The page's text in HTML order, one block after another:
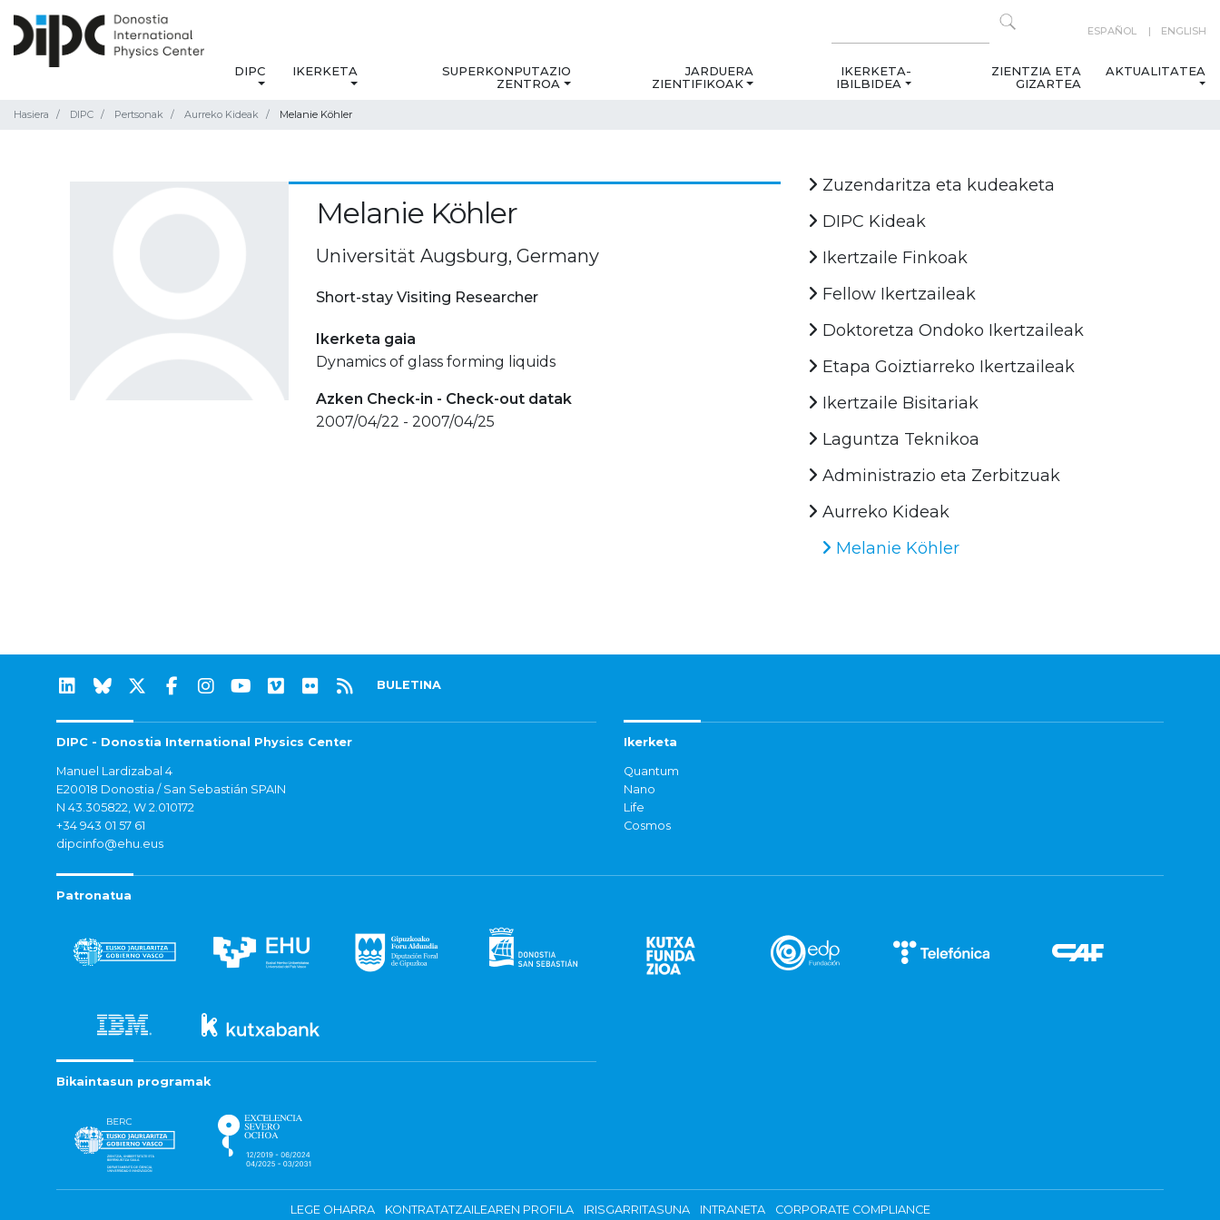
ESPAÑOL ENGLISH
DIPC IKERKETA
SUPERKONPUTAZIO
ZENTROA
JARDUERA
ZIENTIFIKOAK
IKERKETA-
IBILBIDEA
ZIENTZIA ETA
GIZARTEA
AKTUALITATEA
Hasiera DIPC Pertsonak Aurreko Kideak Melanie Köhler
Melanie Köhler
Universität Augsburg, Germany
Short-stay Visiting Researcher
Ikerketa gaia
Dynamics of glass forming liquids
Azken Check-in - Check-out datak
2007/04/22 - 2007/04/25
Zuzendaritza eta kudeaketa
DIPC Kideak
Ikertzaile Finkoak
Fellow Ikertzaileak
Doktoretza Ondoko Ikertzaileak
Etapa Goiztiarreko Ikertzaileak
Ikertzaile Bisitariak
Laguntza Teknikoa
Administrazio eta Zerbitzuak
Aurreko Kideak
Melanie Köhler
BULETINA
DIPC - Donostia International Physics Center
Manuel Lardizabal 4
E20018 Donostia / San Sebastián SPAIN
N 43.305822, W 2.010172
+34 943 01 57 61
dipcinfo@ehu.eus
Ikerketa
Quantum
Nano
Life
Cosmos
Patronatua
Bikaintasun programak
LEGE OHARRA KONTRATATZAILEAREN PROFILA IRISGARRITASUNA INTRANETA CORPORATE COMPLIANCE